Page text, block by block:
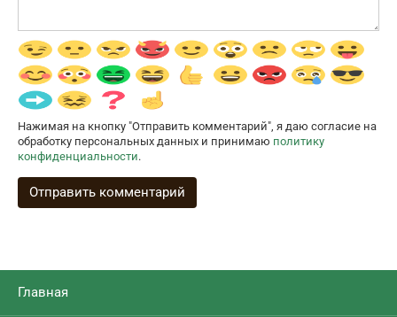
Нажимая на кнопку "Отправить комментарий", я даю согласие на
обработку персональных данных и принимаю политику
конфиденциальности.
Главная